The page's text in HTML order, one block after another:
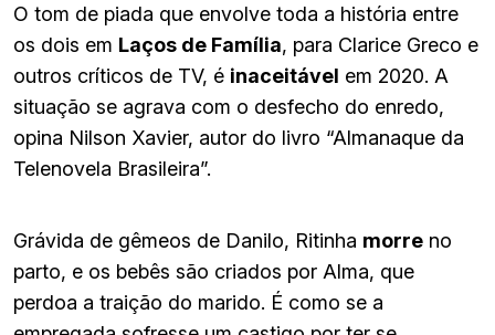
O tom de piada que envolve toda a história entre
os dois em Laços de Família, para Clarice Greco e
outros críticos de TV, é inaceitável em 2020. A
situação se agrava com o desfecho do enredo,
opina Nilson Xavier, autor do livro “Almanaque da
Telenovela Brasileira”.
Grávida de gêmeos de Danilo, Ritinha morre no
parto, e os bebês são criados por Alma, que
perdoa a traição do marido. É como se a